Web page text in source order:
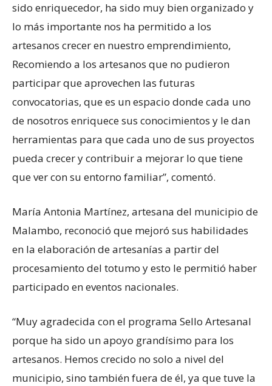
sido enriquecedor, ha sido muy bien organizado y
lo más importante nos ha permitido a los
artesanos crecer en nuestro emprendimiento,
Recomiendo a los artesanos que no pudieron
participar que aprovechen las futuras
convocatorias, que es un espacio donde cada uno
de nosotros enriquece sus conocimientos y le dan
herramientas para que cada uno de sus proyectos
pueda crecer y contribuir a mejorar lo que tiene
que ver con su entorno familiar”, comentó.
María Antonia Martínez, artesana del municipio de
Malambo, reconoció que mejoró sus habilidades
en la elaboración de artesanías a partir del
procesamiento del totumo y esto le permitió haber
participado en eventos nacionales.
“Muy agradecida con el programa Sello Artesanal
porque ha sido un apoyo grandísimo para los
artesanos. Hemos crecido no solo a nivel del
municipio, sino también fuera de él, ya que tuve la